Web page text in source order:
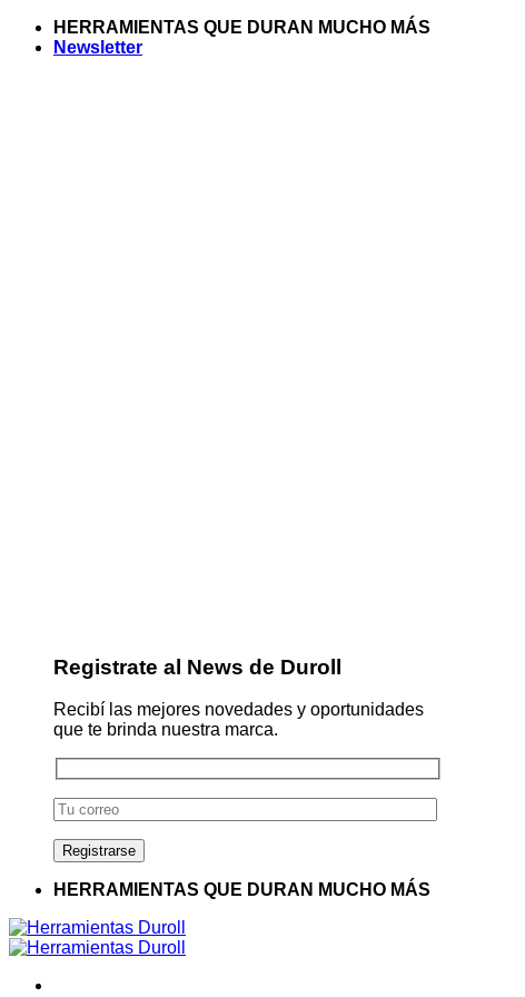
Saltar
HERRAMIENTAS QUE DURAN MUCHO MÁS
Newsletter
Registrate al News de Duroll
Recibí las mejores novedades y oportunidades
que te brinda nuestra marca.
HERRAMIENTAS QUE DURAN MUCHO MÁS